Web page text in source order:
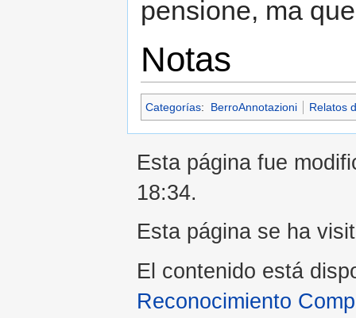
pensione, ma
Notas
Categorías: BerroAnnotazioni Relatos
Esta página fue
18:34.
Esta página se ha
El contenido está
Reconocimiento